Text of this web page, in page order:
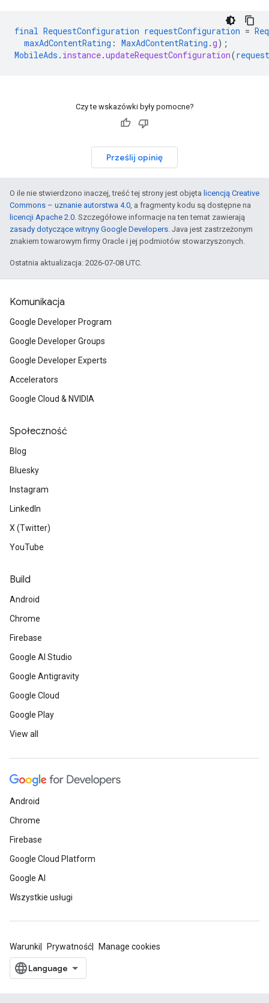
final RequestConfiguration requestConfiguration =
maxAdContentRating : MaxAdContentRating .g);
MobileAds . instance.updateRequestConfiguration(
Czy te wskazówki były pomocne?
Prześlij opinię
O ile nie stwierdzono inaczej, treść tej strony jest objęta licencją Creative
Commons – uznanie autorstwa 4.0, a fragmenty kodu są dostępne na
licencji Apache 2.0. Szczegółowe informacje na ten temat zawierają
zasady dotyczące witryny Google Developers. Java jest zastrzeżonym
znakiem towarowym firmy Oracle i jej podmiotów stowarzyszonych.
Ostatnia aktualizacja: 2026-07-08 UTC.
Komunikacja
Google Developer Program
Google Developer Groups
Google Developer Experts
Accelerators
Google Cloud & NVIDIA
Społeczność
Blog
Bluesky
Instagram
LinkedIn
X (Twitter)
YouTube
Build
Android
Chrome
Firebase
Google AI Studio
Google Antigravity
Google Cloud
Google Play
View all
Android
Chrome
Firebase
Google Cloud Platform
Google AI
Wszystkie usługi
Warunki Prywatność Manage cookies